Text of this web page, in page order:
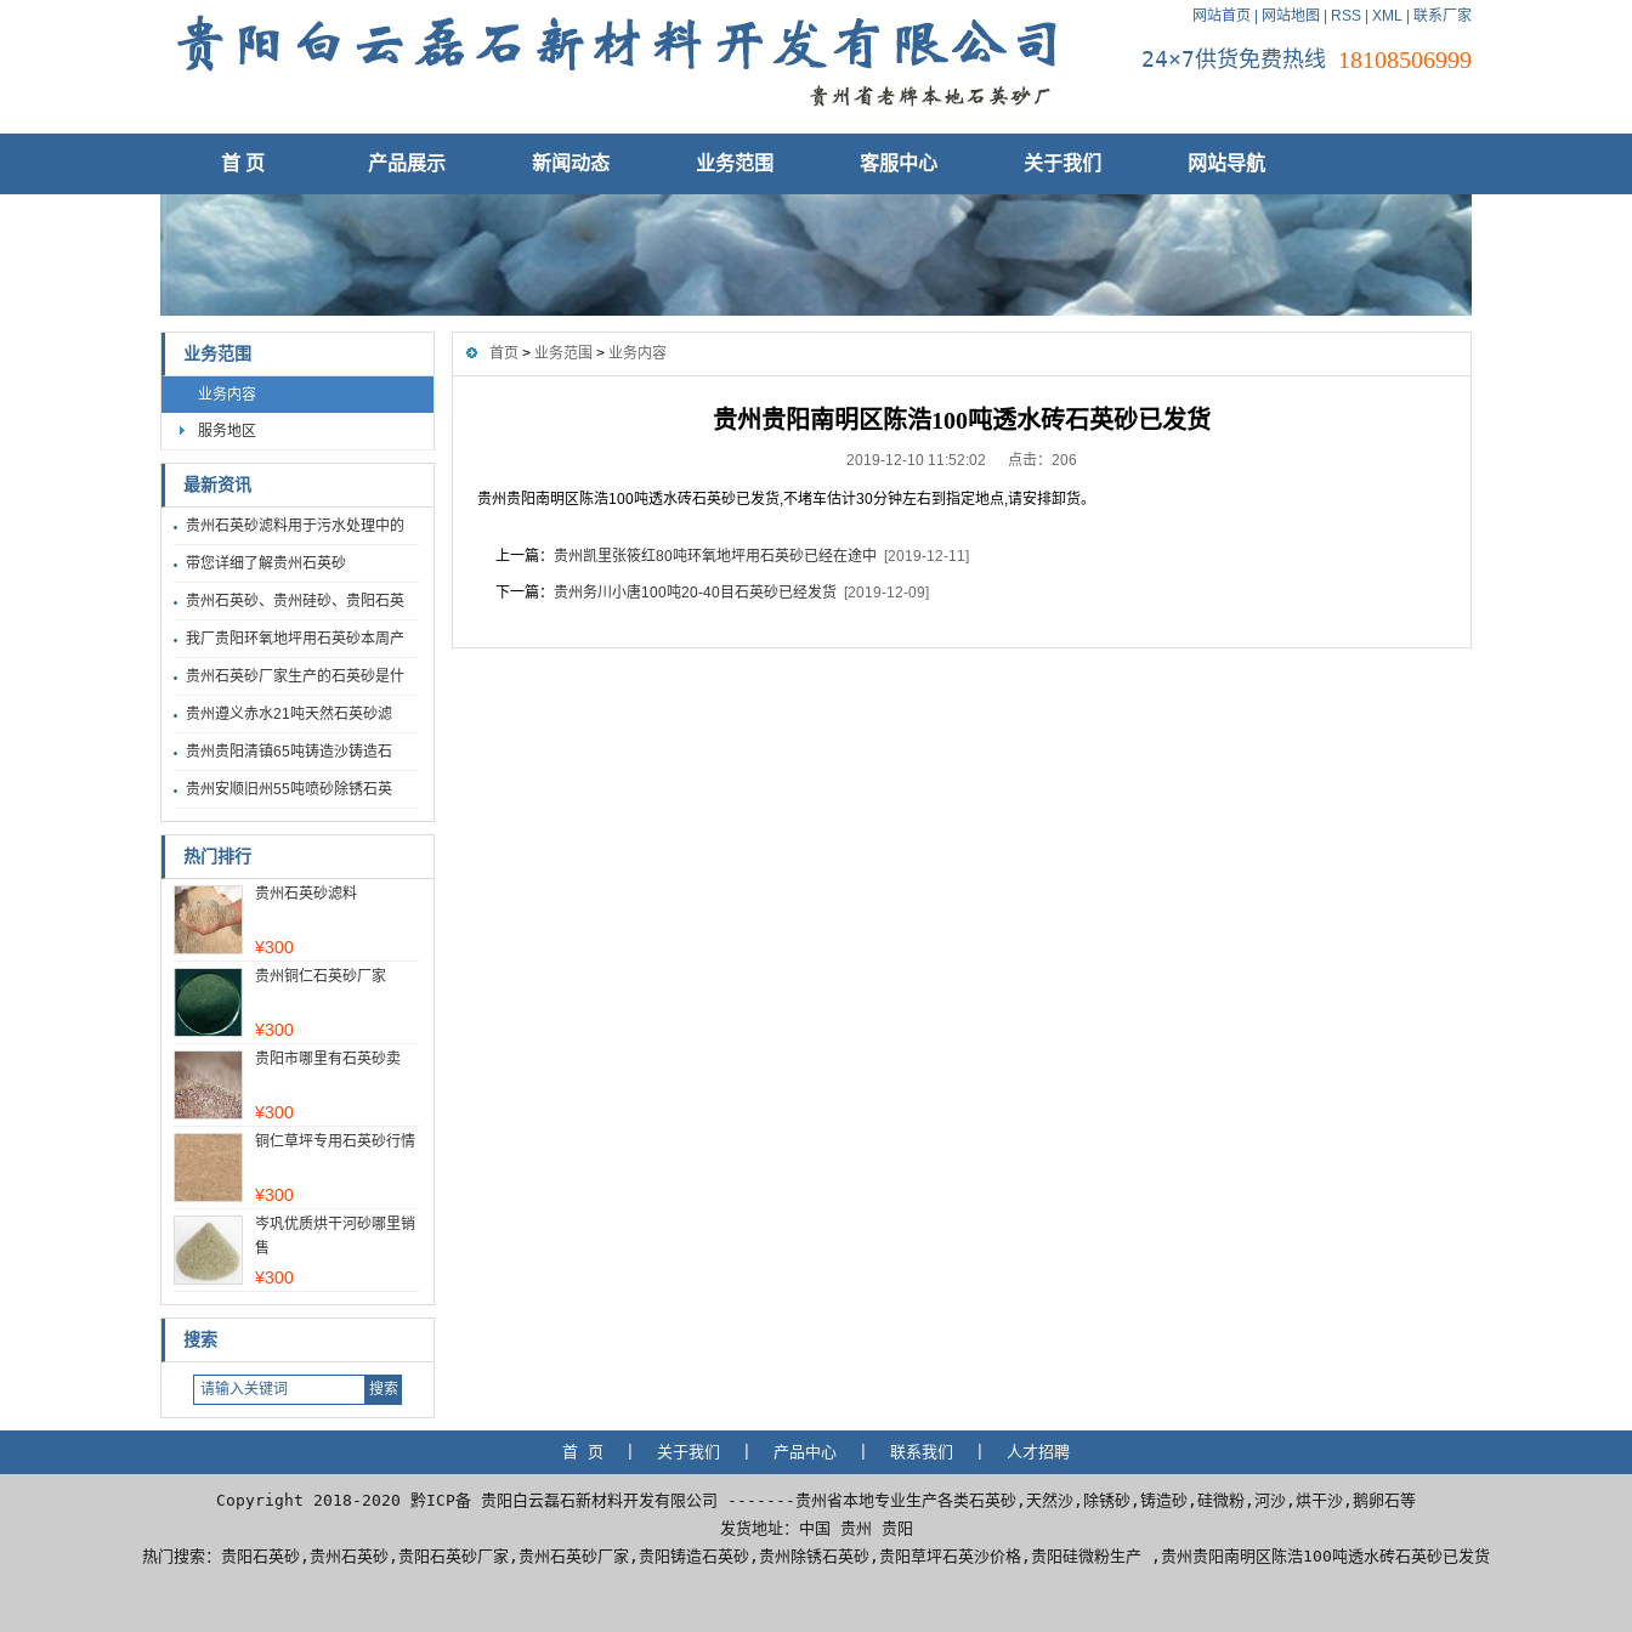
网站首页 网站地图 RSS XML 联系厂家
18108506999
24×7供货免费热线
首 页 产品展示 新闻动态 业务范围 客服中心 关于我们 网站导航
业务范围
业务内容
服务地区
最新资讯
贵州石英砂滤料用于污水处理中的
带您详细了解贵州石英砂
贵州石英砂、贵州硅砂、贵阳石英
我厂贵阳环氧地坪用石英砂本周产
贵州石英砂厂家生产的石英砂是什
贵州遵义赤水21吨天然石英砂滤
贵州贵阳清镇65吨铸造沙铸造石
贵州安顺旧州55吨喷砂除锈石英
热门排行
贵州石英砂滤料
¥300
贵州铜仁石英砂厂家
¥300
贵阳市哪里有石英砂卖
¥300
铜仁草坪专用石英砂行情
¥300
岑巩优质烘干河砂哪里销
售
¥300
搜索
首页 > 业务范围 > 业务内容
贵州贵阳南明区陈浩100吨透水砖石英砂已发货
2019-12-10 11:52:02 点击： 206
贵州贵阳南明区陈浩100吨透水砖石英砂已发货,不堵车估计30分钟左右到指定地点,请安排卸货。
上一篇： 贵州凯里张筱红80吨环氧地坪用石英砂已经在途中 [2019-12-11]
下一篇： 贵州务川小唐100吨20-40目石英砂已经发货 [2019-12-09]
首 页 关于我们 产品中心 联系我们 人才招聘
Copyright 2018-2020 黔ICP备 贵阳白云磊石新材料开发有限公司 -------贵州省本地专业生产各类石英砂,天然沙,除锈砂,铸造砂,硅微粉,河沙,烘干沙,鹅卵石等
发货地址：中国 贵州 贵阳
热门搜索： 贵阳石英砂 ,贵州石英砂,贵阳石英砂厂家, 贵州石英砂厂家 , 贵阳铸造石英砂 , 贵州除锈石英砂 ,贵阳草坪石英沙价格,贵阳硅微粉生产 ,贵州贵阳南明区陈浩100吨透水砖石英砂已发货